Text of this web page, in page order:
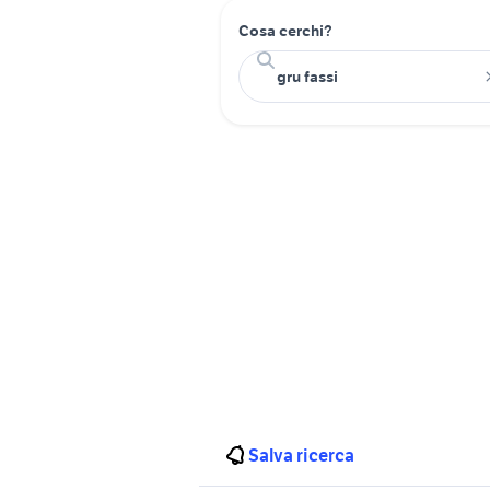
Cosa cerchi?
Salva ricerca